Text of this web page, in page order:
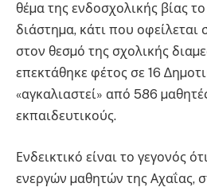
θέµα της ενδοσχολικής βίας
διάστηµα, κάτι που οφείλεται
στον θεσµό της σχολικής
επεκτάθηκε φέτος σε 16
«αγκαλιαστεί» από 586
εκπαιδευτικούς.
Ενδεικτικό είναι το γεγονός
ενεργών µαθητών της Αχαΐας,